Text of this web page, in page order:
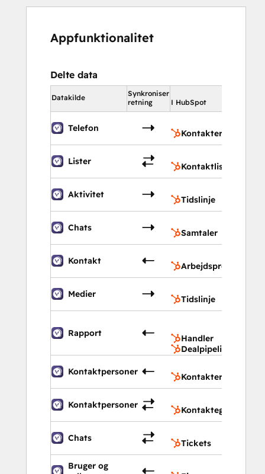
Appfunktionalitet
Delte data
Datakilde
Synkroniser
retning
I HubSpot
Telefon
Kontakter
Lister
Kontaktlister
Aktivitet
Tidslinje
Chats
Samtaler
Kontakt
Arbejdsprocesser
Medier
Tidslinje
Rapport
Handler
Dealpipelines
Kontaktpersoner
Kontakter
Kontaktpersoner
Kontaktegenskaber
Chats
Tickets
Bruger og